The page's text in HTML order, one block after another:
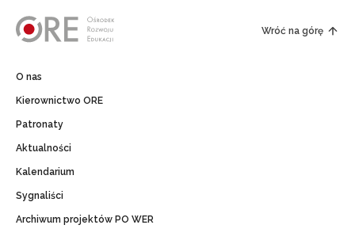
Wróć na górę
O nas
Kierownictwo ORE
Patronaty
Aktualności
Kalendarium
Sygnaliści
Archiwum projektów PO WER